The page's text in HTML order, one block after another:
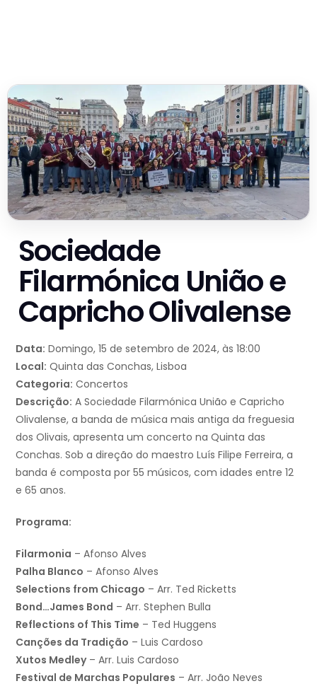
Sociedade
Filarmónica União e
Capricho Olivalense
Data: Domingo, 15 de setembro de 2024, às 18:00
Local: Quinta das Conchas, Lisboa
Categoria: Concertos
Descrição: A Sociedade Filarmónica União e Capricho
Olivalense, a banda de música mais antiga da freguesia
dos Olivais, apresenta um concerto na Quinta das
Conchas. Sob a direção do maestro Luís Filipe Ferreira, a
banda é composta por 55 músicos, com idades entre 12
e 65 anos.
Programa:
Filarmonia – Afonso Alves
Palha Blanco – Afonso Alves
Selections from Chicago – Arr. Ted Ricketts
Bond…James Bond – Arr. Stephen Bulla
Reflections of This Time – Ted Huggens
Canções da Tradição – Luis Cardoso
Xutos Medley– Arr. Luis Cardoso
Festival de Marchas Populares – Arr. João Neves